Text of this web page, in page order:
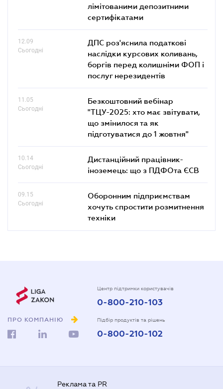
лімітованими депозитними
сертифікатами
12.09
Сьогодні
ДПС роз'яснила податкові
наслідки курсових коливань,
боргів перед колишніми ФОП і
послуг нерезидентів
11.05
Сьогодні
Безкоштовний вебінар
"ТЦУ-2025: хто має звітувати,
що змінилося та як
підготуватися до 1 жовтня"
10.14
Сьогодні
Дистанційний працівник-
іноземець: що з ПДФОта ЄСВ
09.15
Сьогодні
Оборонним підприємствам
хочуть спростити розмитнення
техніки
ПРО КОМПАНІЮ
Центр підтримки користувачів
0-800-210-103
Підбір продуктів та рішень
0-800-210-102
Реклама та PR